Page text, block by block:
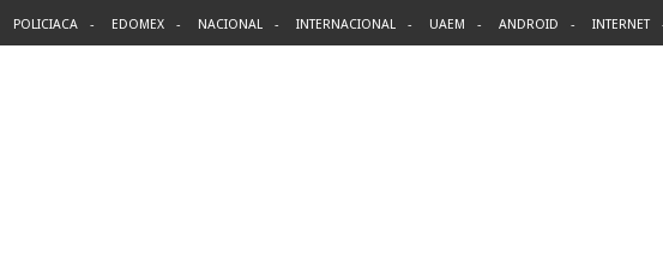
POLICIACA EDOMEX NACIONAL INTERNACIONAL UAEM ANDROID INTERNET